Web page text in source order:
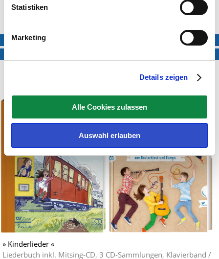
Statistiken
Marketing
Details zeigen
Alle Cookies zulassen
Auswahl erlauben
Stuttgart-Vaihingen
Mitsing-Fassung
» Kinderlieder «
Liederbuch inkl. Mitsing-CD, 3 CD-Sammlungen, Klavierband /